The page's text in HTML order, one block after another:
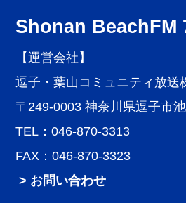
Shonan BeachFM
【運営会社】
逗子・葉山コミュニティ放送
〒249-0003 神奈川県逗子市
TEL：046-870-3313
FAX：046-870-3323
> お問い合わせ